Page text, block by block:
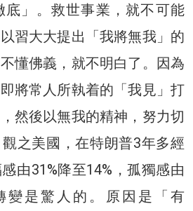
底」。救世事業，就不可能
習大大提出「我將無我」的
懂佛義，就不明白了。因為
即將常人所執着的「我見」打
然後以無我的精神，努力切
之美國，在特朗普3年多經
由31%降至14%，孤獨感由
變是驚人的。原因是「有